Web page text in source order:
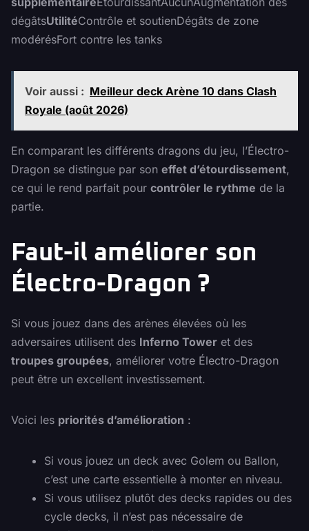
dégâtsUtilitéContrôle et soutienDégâts de zone
modérésFort contre les tanks
Voir aussi : Meilleur deck Arène 10 dans Clash
Royale (août 2026)
En comparant les différents dragons du jeu, l’Électro-
Dragon se distingue par son effet d’étourdissement,
ce qui le rend parfait pour contrôler le rythme de la
partie.
Faut-il améliorer son
Électro-Dragon ?
Si vous jouez dans des arènes élevées où les
adversaires utilisent des Inferno Tower et des
troupes groupées, améliorer votre Électro-Dragon
peut être un excellent investissement.
Voici les priorités d’amélioration :
Si vous jouez un deck avec Golem ou Ballon,
c’est une carte essentielle à monter en niveau.
Si vous utilisez plutôt des decks rapides ou des
cycle decks, il n’est pas nécessaire de